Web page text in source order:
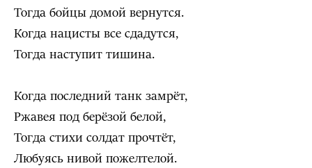
Тогда бойцы домой вернутся.
Когда нацисты все сдадутся,
Тогда наступит тишина.
Когда последний танк замрёт,
Ржавея под берёзой белой,
Тогда стихи солдат прочтёт,
Любуясь нивой пожелтелой.